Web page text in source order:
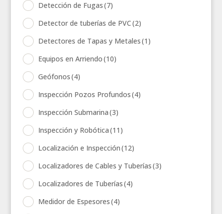
Detección de Fugas(7)
Detector de tuberías de PVC(2)
Detectores de Tapas y Metales(1)
Equipos en Arriendo(10)
Geófonos(4)
Inspección Pozos Profundos(4)
Inspección Submarina(3)
Inspección y Robótica(11)
Localización e Inspección(12)
Localizadores de Cables y Tuberías(3)
Localizadores de Tuberías(4)
Medidor de Espesores(4)